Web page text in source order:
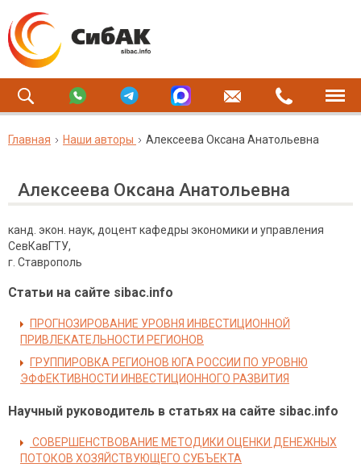
Главная Наши авторы Алексеева Оксана Анатольевна
Алексеева Оксана Анатольевна
канд. экон. наук, доцент кафедры экономики и управления
СевКавГТУ,
г. Ставрополь
Статьи на сайте sibac.info
ПРОГНОЗИРОВАНИЕ УРОВНЯ ИНВЕСТИЦИОННОЙ
ПРИВЛЕКАТЕЛЬНОСТИ РЕГИОНОВ
ГРУППИРОВКА РЕГИОНОВ ЮГА РОССИИ ПО УРОВНЮ
ЭФФЕКТИВНОСТИ ИНВЕСТИЦИОННОГО РАЗВИТИЯ
Научный руководитель в статьях на сайте sibac.info
СОВЕРШЕНСТВОВАНИЕ МЕТОДИКИ ОЦЕНКИ ДЕНЕЖНЫХ
ПОТОКОВ ХОЗЯЙСТВУЮЩЕГО СУБЪЕКТА